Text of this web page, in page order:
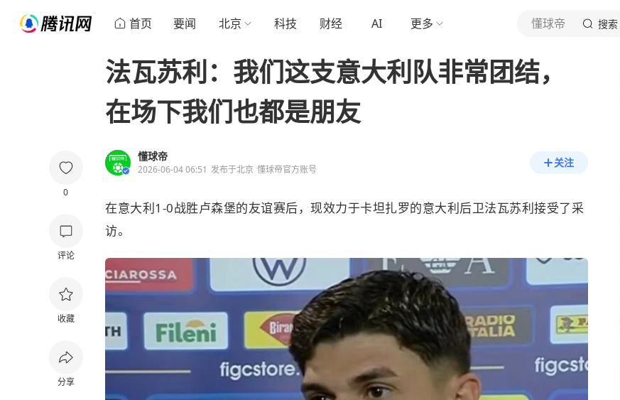
首页 要闻 北京 科技 财经 AI 更多 懂球帝 搜索
0
评论
收藏
分享
法瓦苏利：我们这支意大利队非常团结，
在场下我们也都是朋友
懂球帝
2026-06-04 06:51 发布于北京 懂球帝官方账号
关注
在意大利1-0战胜卢森堡的友谊赛后，现效力于卡坦扎罗的意大利后卫法瓦苏利接受了采
访。